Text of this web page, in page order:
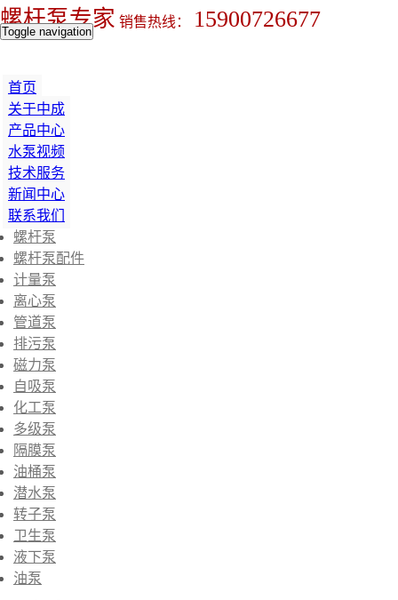
螺杆泵专家 销售热线： 15900726677
Toggle navigation
首页
关于中成
产品中心
水泵视频
技术服务
新闻中心
联系我们
螺杆泵
螺杆泵配件
计量泵
离心泵
管道泵
排污泵
磁力泵
自吸泵
化工泵
多级泵
隔膜泵
油桶泵
潜水泵
转子泵
卫生泵
液下泵
油泵